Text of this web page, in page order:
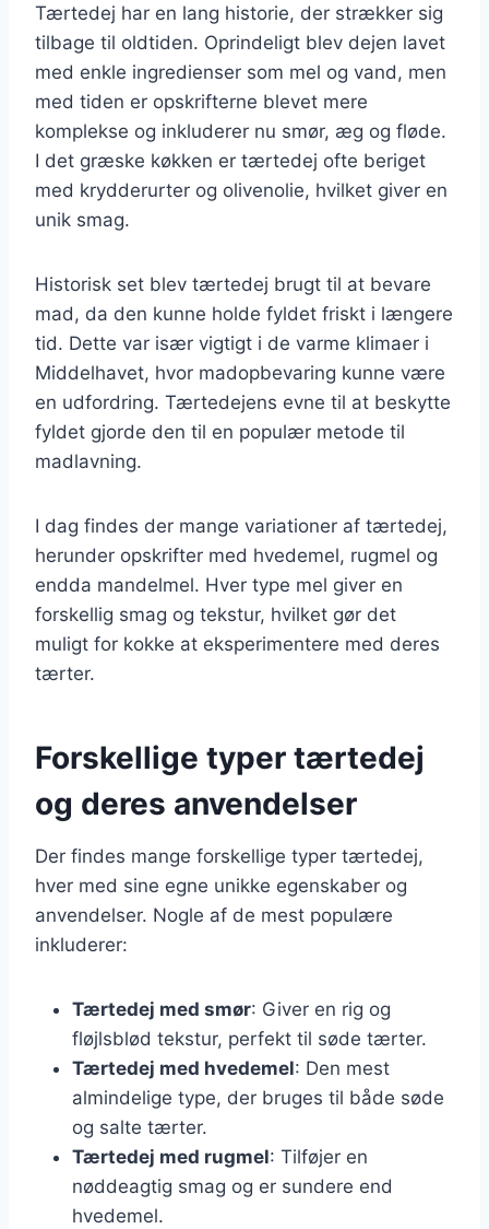
Tærtedej har en lang historie, der strækker sig
tilbage til oldtiden. Oprindeligt blev dejen lavet
med enkle ingredienser som mel og vand, men
med tiden er opskrifterne blevet mere
komplekse og inkluderer nu smør, æg og fløde.
I det græske køkken er tærtedej ofte beriget
med krydderurter og olivenolie, hvilket giver en
unik smag.
Historisk set blev tærtedej brugt til at bevare
mad, da den kunne holde fyldet friskt i længere
tid. Dette var især vigtigt i de varme klimaer i
Middelhavet, hvor madopbevaring kunne være
en udfordring. Tærtedejens evne til at beskytte
fyldet gjorde den til en populær metode til
madlavning.
I dag findes der mange variationer af tærtedej,
herunder opskrifter med hvedemel, rugmel og
endda mandelmel. Hver type mel giver en
forskellig smag og tekstur, hvilket gør det
muligt for kokke at eksperimentere med deres
tærter.
Forskellige typer tærtedej
og deres anvendelser
Der findes mange forskellige typer tærtedej,
hver med sine egne unikke egenskaber og
anvendelser. Nogle af de mest populære
inkluderer:
Tærtedej med smør: Giver en rig og
fløjlsblød tekstur, perfekt til søde tærter.
Tærtedej med hvedemel: Den mest
almindelige type, der bruges til både søde
og salte tærter.
Tærtedej med rugmel: Tilføjer en
nøddeagtig smag og er sundere end
hvedemel.